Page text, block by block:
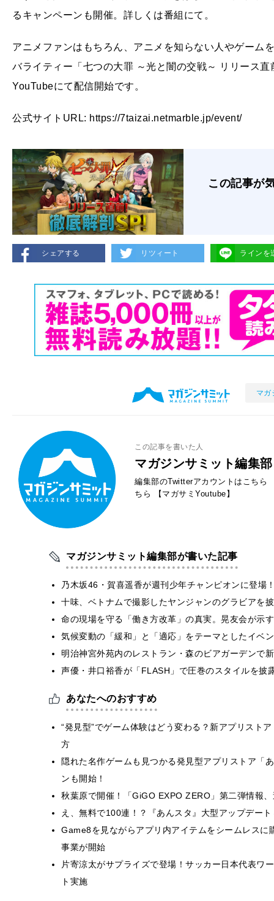
るキャンペーンも開催。詳しくは番組にて。
アニメファンはもちろん、アニメを知らない人やゲーム
バライティー「七つの大罪 ～光と闇の交戦～ リリース
YouTubeにて配信開始です。
公式サイトURL: https://7taizai.netmarble.jp/event/
この記事が
シェアする リツィート ラインを
マガ
この記事を書いた人
マガジンサミット編集部
編集部のTwitterアカウントはこちら
ちら
【マガサミYoutube】
マガジンサミット編集部が書いた記事
乃木坂46・賀喜遥香が週刊少年チャンピオンに登
十味、ベトナムで撮影したヤンジャンのグラビアを
命の現場を守る「働き方改革」の真実。晃友会が示
気候変動の「緩和」と「適応」をテーマとしたイベ
明治神宮外苑内のレストラン・森のビアガーデンで
声優・井口裕香が「FLASH」で圧巻のスタイルを
あなたへのおすすめ
“発見型”でゲーム体験はどう変わる？新アプリスト
方
隠れた名作ゲームも見つかる発⾒型アプリストア「
ンも開始！
秋葉原で開催！「GiGO EXPO ZERO」第二弾情報
え、無料で100連！？『あんスタ』大型アップデー
Game8を見ながらアプリ内アイテムをシームレス
事業が開始
片寄涼太がサプライズで登場！サッカー日本代表ワ
ト実施